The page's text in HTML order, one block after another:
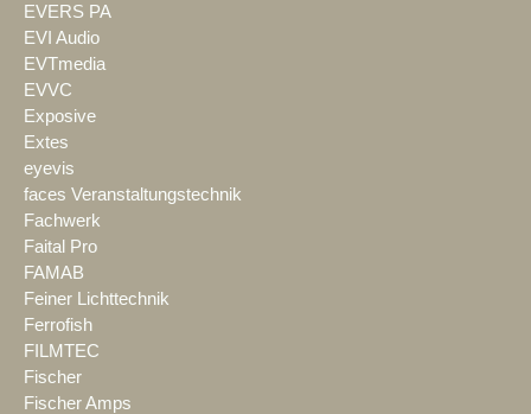
EVERS PA
EVI Audio
EVTmedia
EVVC
Exposive
Extes
eyevis
faces Veranstaltungstechnik
Fachwerk
Faital Pro
FAMAB
Feiner Lichttechnik
Ferrofish
FILMTEC
Fischer
Fischer Amps